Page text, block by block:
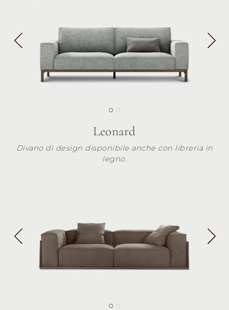
Leonard
Divano di design disponibile anche con libreria in
legno.